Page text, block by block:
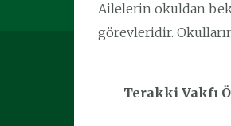
Ailelerin okuldan
görevleridir.
Terakki Vakfı